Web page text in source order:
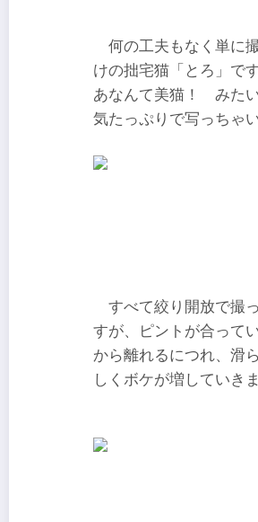
何の工夫もなく単に
けの拙宅猫「とろ」で
あなんて美猫！ みた
気たっぷりで写っちゃ
すべて絞り開放で撮
すが、ピントが合って
から離れるにつれ、滑
しくボケが増していき